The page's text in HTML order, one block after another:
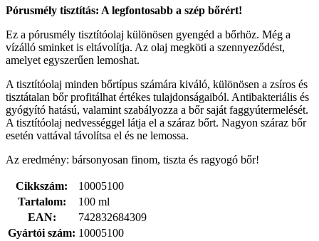
Pórusmély tisztítás: A legfontosabb a szép bőrért!
Ez a pórusmély tisztítóolaj különösen gyengéd a bőrhöz. Még a
vízálló sminket is eltávolítja. Az olaj megköti a szennyeződést,
amelyet egyszerűen lemoshat.
A tisztítóolaj minden bőrtípus számára kiváló, különösen a zsíros és
tisztátalan bőr profitálhat értékes tulajdonságaiból. Antibakteriális és
gyógyító hatású, valamint szabályozza a bőr saját faggyútermelését.
A tisztítóolaj nedvességgel látja el a száraz bőrt. Nagyon száraz bőr
esetén vattával távolítsa el és ne lemossa.
Az eredmény: bársonyosan finom, tiszta és ragyogó bőr!
Cikkszám:
10005100
Tartalom:
100 ml
EAN:
742832684309
Gyártói szám: 10005100